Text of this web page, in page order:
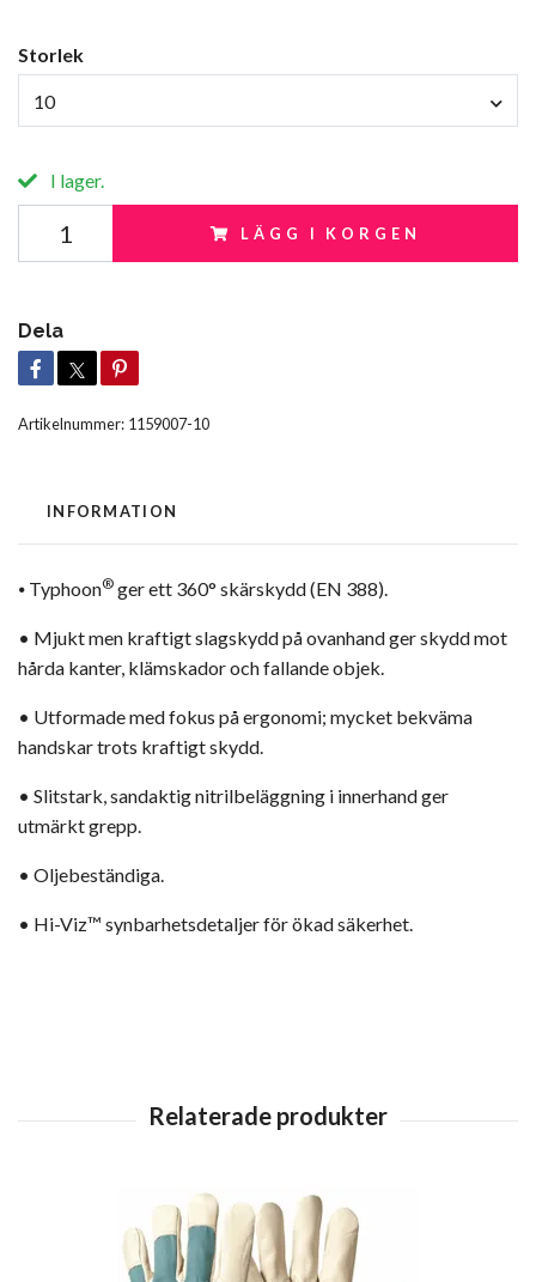
Storlek
10
I lager.
LÄGG I KORGEN
Dela
Artikelnummer: 1159007-10
INFORMATION
⦁ Typhoon® ger ett 360° skärskydd (EN 388).
• Mjukt men kraftigt slagskydd på ovanhand ger skydd mot
hårda kanter, klämskador och fallande objek.
• Utformade med fokus på ergonomi; mycket bekväma
handskar trots kraftigt skydd.
• Slitstark, sandaktig nitrilbeläggning i innerhand ger
utmärkt grepp.
• Oljebeständiga.
• Hi-Viz™ synbarhetsdetaljer för ökad säkerhet.